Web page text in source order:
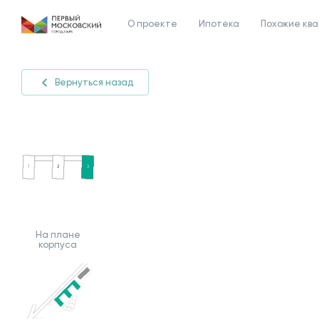
О проекте Ипотека Похожие
На плане
корпуса
Вернуться назад